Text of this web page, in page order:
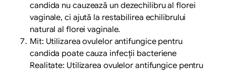
candida nu cauzează un dezechilibru al florei
vaginale, ci ajută la restabilirea echilibrului
natural al florei vaginale.
Mit: Utilizarea ovulelor antifungice pentru
candida poate cauza infecții bacteriene
Realitate: Utilizarea ovulelor antifungice pentru